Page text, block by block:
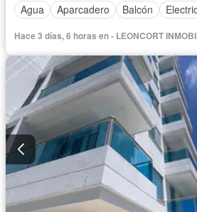
Agua
Aparcadero Balcón
Hace 3 días, 6 horas en - LEONCORT